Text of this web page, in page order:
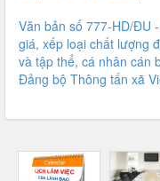
Văn bản số 777-HD/ĐU
giá, xếp loại chất lượng
và tập thể, cá nhân cán
Đảng bộ Thông tấn xã